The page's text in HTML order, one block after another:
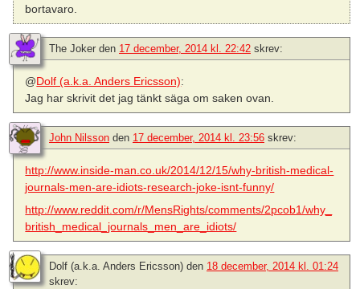
bortavaro.
The Joker den 17 december, 2014 kl. 22:42 skrev:
@Dolf (a.k.a. Anders Ericsson):
Jag har skrivit det jag tänkt säga om saken ovan.
John Nilsson den 17 december, 2014 kl. 23:56 skrev:
http://www.inside-man.co.uk/2014/12/15/why-british-medical-
journals-men-are-idiots-research-joke-isnt-funny/
http://www.reddit.com/r/MensRights/comments/2pcob1/why_
british_medical_journals_men_are_idiots/
Dolf (a.k.a. Anders Ericsson) den 18 december, 2014 kl. 01:24
skrev: